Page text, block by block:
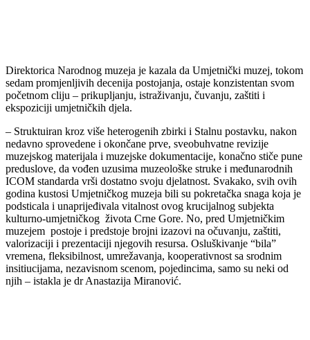
Direktorica Narodnog muzeja je kazala da Umjetnički muzej, tokom
sedam promjenljivih decenija postojanja, ostaje konzistentan svom
početnom cliju – prikupljanju, istraživanju, čuvanju, zaštiti i
ekspoziciji umjetničkih djela.
– Struktuiran kroz više heterogenih zbirki i Stalnu postavku, nakon
nedavno sprovedene i okončane prve, sveobuhvatne revizije
muzejskog materijala i muzejske dokumentacije, konačno stiče pune
preduslove, da vođen uzusima muzeološke struke i međunarodnih
ICOM standarda vrši dostatno svoju djelatnost. Svakako, svih ovih
godina kustosi Umjetničkog muzeja bili su pokretačka snaga koja je
podsticala i unaprijeđivala vitalnost ovog krucijalnog subjekta
kulturno-umjetničkog života Crne Gore. No, pred Umjetničkim
muzejem postoje i predstoje brojni izazovi na očuvanju, zaštiti,
valorizaciji i prezentaciji njegovih resursa. Osluškivanje “bila”
vremena, fleksibilnost, umrežavanja, kooperativnost sa srodnim
insitiucijama, nezavisnom scenom, pojedincima, samo su neki od
njih – istakla je dr Anastazija Miranović.